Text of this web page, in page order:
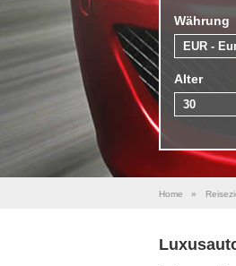
Währung
Alter
Home »